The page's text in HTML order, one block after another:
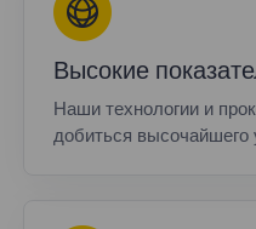
Высокие
Наши технологии и
добиться высочайшего